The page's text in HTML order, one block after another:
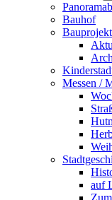
Bauhof
Messen /
auf